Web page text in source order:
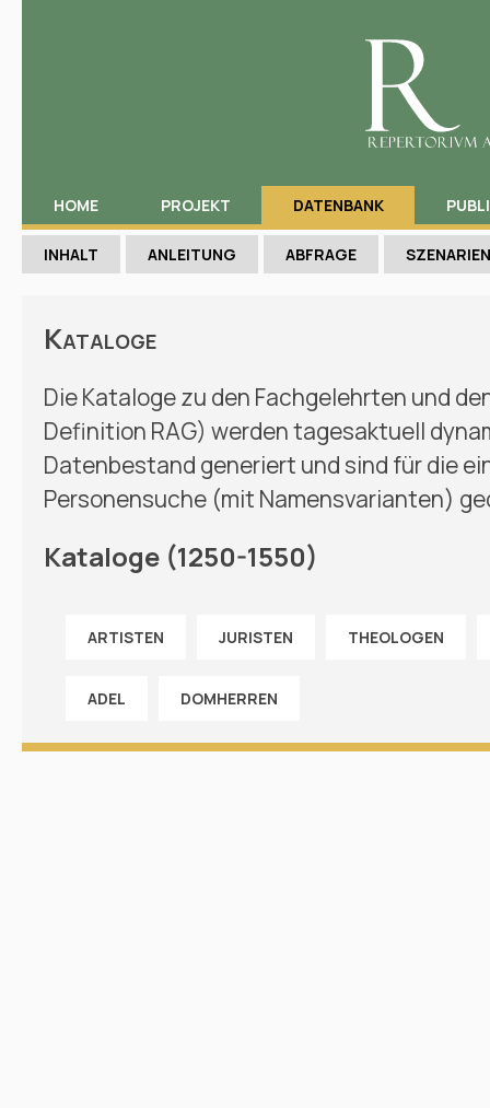
HOME PROJEKT DATENBANK
INHALT ANLEITUNG ABFRAGE SZENARIEN
Kataloge
Die Kataloge zu den Fachgelehrten und
Definition RAG) werden tagesaktuell
Datenbestand generiert und sind für die
Personensuche (mit Namensvarianten)
Kataloge (1250-1550)
ARTISTEN JURISTEN THEOLOGEN
ADEL DOMHERREN